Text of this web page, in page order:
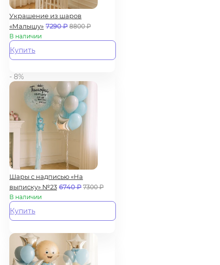
Украшение из шаров
«Малышу» 7290₽ 8800₽
В наличии
Купить
- 8%
Шары с надписью «На
выписку» №23 6740₽ 7300₽
В наличии
Купить